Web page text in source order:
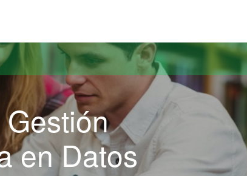
en Datos